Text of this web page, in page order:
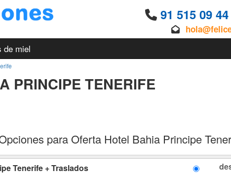
91 515 09
de miel
PRINCIPE TENERIFE
para Oferta Hotel Bahia Principe
Tenerife + Traslados